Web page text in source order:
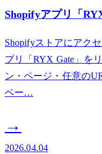
Shopifyアプリ「
Shopifyストアにアク
プリ「RYX Gate」を
ン・ページ・任意の
ベー…
→
2026.04.04